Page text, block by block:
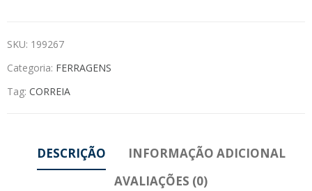
SKU: 199267
Categoria: FERRAGENS
Tag: CORREIA
DESCRIÇÃO
INFORMAÇÃO ADICIONAL
AVALIAÇÕES (0)